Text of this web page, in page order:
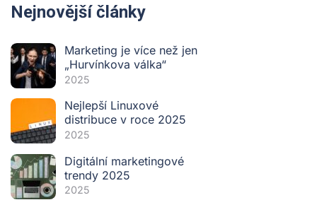
Nejnovější články
Marketing je více než jen
„Hurvínkova válka“
2025
Nejlepší Linuxové
distribuce v roce 2025
2025
Digitální marketingové
trendy 2025
2025